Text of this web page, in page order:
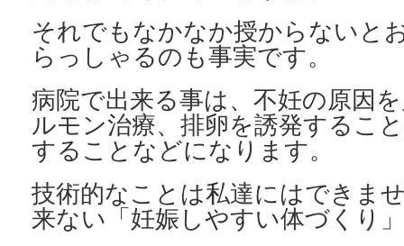
それでもなかなか授からないと
らっしゃるのも事実です。
病院で出来る事は、不妊の原因
ルモン治療、排卵を誘発するこ
することなどになります。
技術的なことは私達にはできま
来ない 「妊娠しやすい体づくり